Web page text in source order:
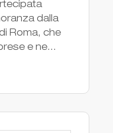
dalla
Roma, che
e ne...